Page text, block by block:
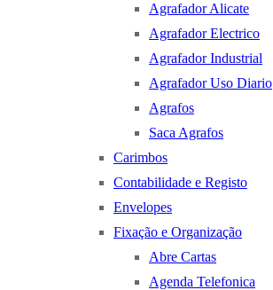
Agrafador Alicate
Agrafador Electrico
Agrafador Industrial
Agrafador Uso Diario
Agrafos
Saca Agrafos
Carimbos
Contabilidade e Registo
Envelopes
Fixação e Organização
Abre Cartas
Agenda Telefonica